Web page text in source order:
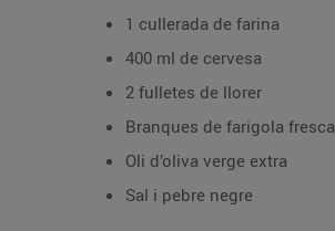
1 cullerada de farina
400 ml de cervesa
2 fulletes de llorer
Branques de farigola fresca
Oli d’oliva verge extra
Sal i pebre negre